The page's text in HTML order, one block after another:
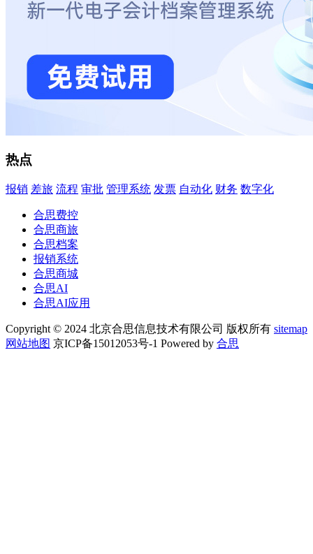
热点
报销 差旅 流程 审批 管理系统 发票 自动化 财务 数字化
合思费控
合思商旅
合思档案
报销系统
合思商城
合思AI
合思AI应用
Copyright © 2024 北京合思信息技术有限公司 版权所有 sitemap
网站地图 京ICP备15012053号-1 Powered by 合思